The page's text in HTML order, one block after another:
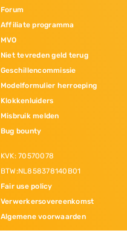
Forum
Affiliate programma
MVO
Niet tevreden geld terug
Geschillencommissie
Modelformulier herroeping
Klokkenluiders
Misbruik melden
Bug bounty
KVK: 70570078
BTW:NL858378140B01
Fair use policy
Verwerkersovereenkomst
Algemene voorwaarden